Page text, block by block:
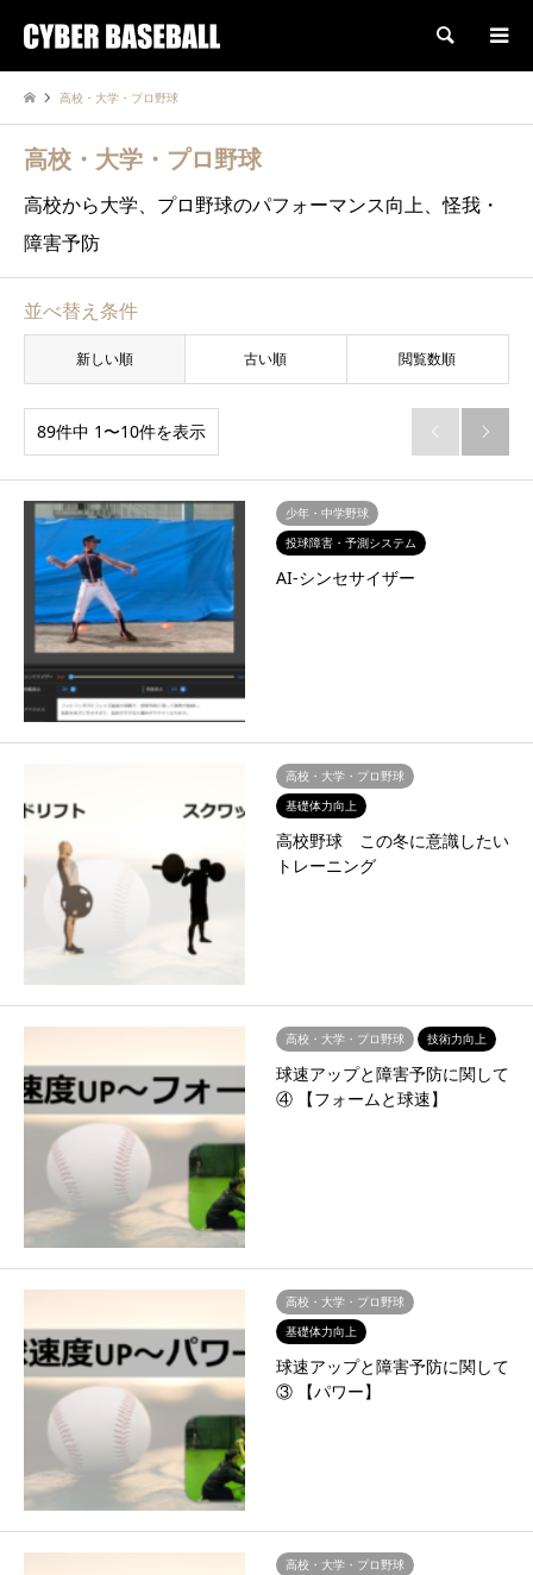
検索
高校・大学・プロ野球
高校・大学・プロ野球
高校から大学、プロ野球のパフォーマンス向上、怪我・
障害予防
並べ替え条件
新しい順 古い順 閲覧数順
89件中 1〜10件を表示  
少年・中学野球
投球障害・予測システム
AI-シンセサイザー
高校・大学・プロ野球
基礎体力向上
高校野球 この冬に意識したい
トレーニング
高校・大学・プロ野球 技術力向上
球速アップと障害予防に関して
④ 【フォームと球速】
高校・大学・プロ野球
基礎体力向上
球速アップと障害予防に関して
③ 【パワー】
高校・大学・プロ野球